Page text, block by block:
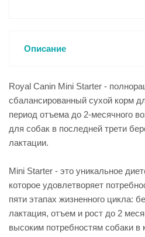
Описание
Royal Canin Mini Starter -
сбалансированный сухой корм
период отъема до 2-месячного
для собак в последней трети
лактации.
Mini Starter - это уникальное
которое удовлетворяет
пяти этапах жизненного цикла:
лактация, отъем и рост до 2
высоким потребностям собаки в